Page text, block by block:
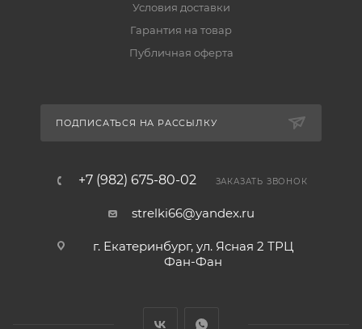
Условия доставки
Гарантия на товар
Публичная оферта
ПОДПИСАТЬСЯ НА РАССЫЛКУ
+7 (982) 675-80-02 ЗАКАЗАТЬ ЗВОНОК
strelki66@yandex.ru
г. Екатеринбург, ул. Ясная 2 ТРЦ
Фан-Фан